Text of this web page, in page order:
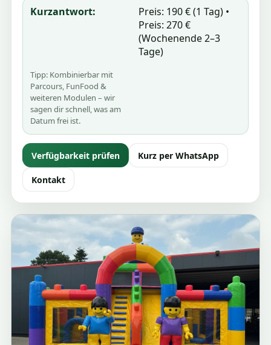
Kurzantwort:
Preis: 190 € (1 Tag) •
Preis: 270 €
(Wochenende 2–3
Tage)
Tipp: Kombinierbar mit
Parcours, FunFood &
weiteren Modulen – wir
sagen dir schnell, was am
Datum frei ist.
Verfügbarkeit prüfen Kurz per WhatsApp
Kontakt